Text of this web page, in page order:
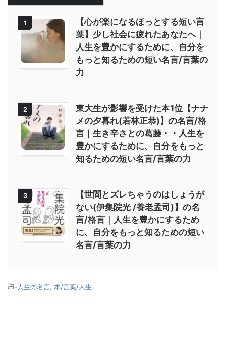
1
【心が楽になるほっとする短い言
葉】少し社会に疲れたあなたへ｜
人生を豊かにするために、自分を
もっと知るための短い名言/言葉の
力
2
東大生が影響を受けた本1位【ナナ
メの夕暮れ(若林正恭)】の名言/格
言｜生き辛さとの葛藤・・人生を
豊かにするために、自分をもっと
知るための短い名言/言葉の力
3
【世間とズレちゃうのはしょうが
ない(伊集院光 /養老孟司)】の名
言/格言｜人生を豊かにするため
に、自分をもっと知るための短い
名言/言葉の力
- 人生の名言 本/言葉/人生